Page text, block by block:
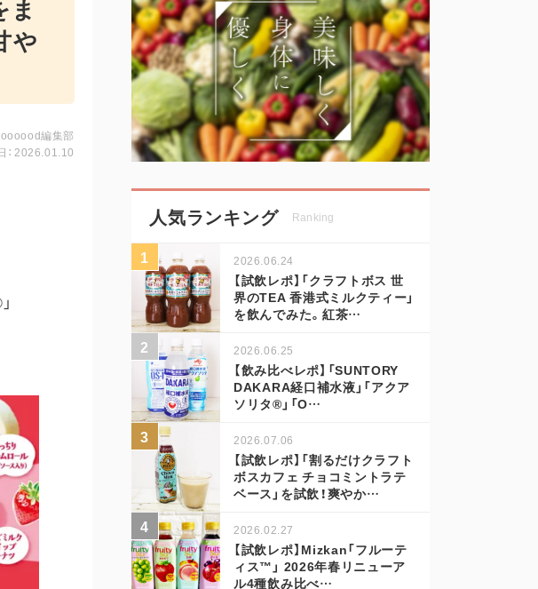
ま
や
編集部
：2026.01.10
人気ランキング Ranking
2026.06.24
【試飲レポ】「クラフトボス 世
界のTEA 香港式ミルクティー」
を飲んでみた。紅茶…
2026.06.25
【飲み比べレポ】「SUNTORY
DAKARA経口補水液」「アクア
ソリタ®」「O…
2026.07.06
【試飲レポ】「割るだけクラフト
ボスカフェ チョコミントラテ
ベース」を試飲！爽やか…
2026.02.27
【試飲レポ】Mizkan「フルーテ
ィス™」 2026年春リニューア
ル4種飲み比べ…